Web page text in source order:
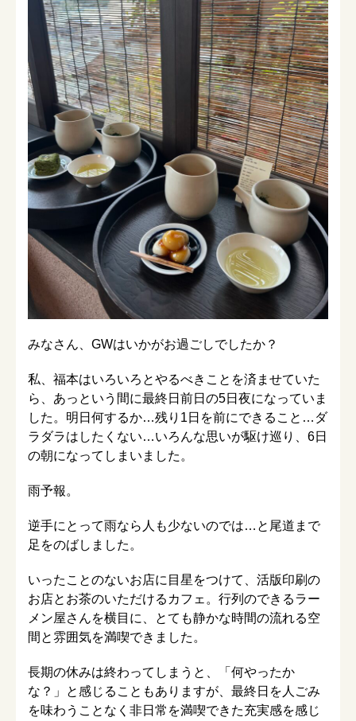
みなさん、GWはいかがお過ごしでしたか？
私、福本はいろいろとやるべきことを済ませていた
ら、あっという間に最終日前日の5日夜になっていま
した。明日何するか…残り1日を前にできること…ダ
ラダラはしたくない…いろんな思いが駆け巡り、6日
の朝になってしまいました。
雨予報。
逆手にとって雨なら人も少ないのでは…と尾道まで
足をのばしました。
いったことのないお店に目星をつけて、活版印刷の
お店とお茶のいただけるカフェ。行列のできるラー
メン屋さんを横目に、とても静かな時間の流れる空
間と雰囲気を満喫できました。
長期の休みは終わってしまうと、「何やったか
な？」と感じることもありますが、最終日を人ごみ
を味わうことなく非日常を満喫できた充実感を感じ